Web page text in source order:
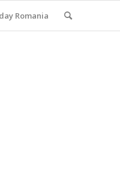
Romania